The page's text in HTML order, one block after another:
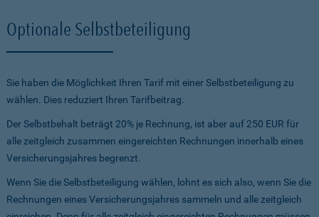
Optionale Selbstbeteiligung
Sie haben die Möglichkeit Ihren Tarif mit einer Selbstbeteiligung zu
wählen. Dies reduziert Ihren Tarifbeitrag.
Der Selbstbehalt beträgt 20% je Rechnung, ist aber auf 250 EUR für
alle zeitgleich zusammen eingereichten Rechnungen innerhalb eines
Versicherungsjahres begrenzt.
Wenn Sie die Selbstbeteiligung wählen, lohnt es sich also, wenn Sie die
Rechnungen eines Versicherungsjahres sammeln und alle zeitgleich